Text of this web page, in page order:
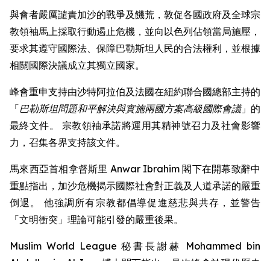
與會者嚴厲譴責加沙的戰爭及饑荒，敦促各國政府及全球宗
教領袖馬上採取行動遏止危機，並向以色列佔領當局施壓，
要求其遵守國際法、保障巴勒斯坦人民的合法權利，並根據
相關國際決議成立其獨立國家。
峰會重申支持由沙特阿拉伯及法國在紐約聯合國總部主持的
「巴勒斯坦問題和平解決與實施兩國方案高級國際會議」的
最終文件。 宗教領袖承諾將運用其精神號召力及社會影響
力，召集各界支持該文件。
馬來西亞首相拿督斯里 Anwar Ibrahim 閣下在開幕致辭中
重點指出，加沙危機揭示國際社會對正義及人道承諾的嚴重
倒退。 他強調所有宗教都倡導促進慈悲與共存，並警告
「文明衝突」理論可能引發的嚴重後果。
Muslim World League 秘書長謝赫 Mohammed bin